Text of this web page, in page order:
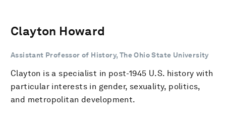
Clayton Howard
Assistant Professor of History, The Ohio State University
Clayton is a specialist in post-1945 U.S. history with
particular interests in gender, sexuality, politics,
and metropolitan development.